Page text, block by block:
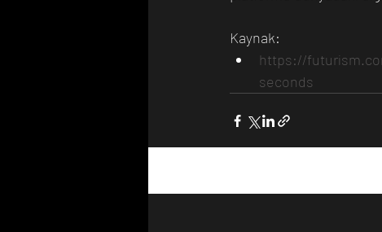
Kaynak:
https://
seconds